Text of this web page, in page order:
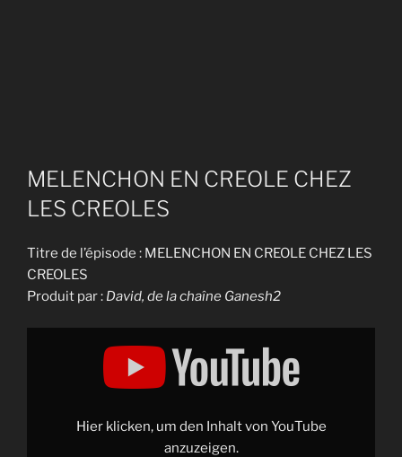
MELENCHON EN CREOLE CHEZ
LES CREOLES
Titre de l’épisode : MELENCHON EN CREOLE CHEZ LES
CREOLES
Produit par : David, de la chaîne Ganesh2
Display
"MELENCHON
YouTubeHier klicken, um den Inhalt von YouTube
anzuzeigen.